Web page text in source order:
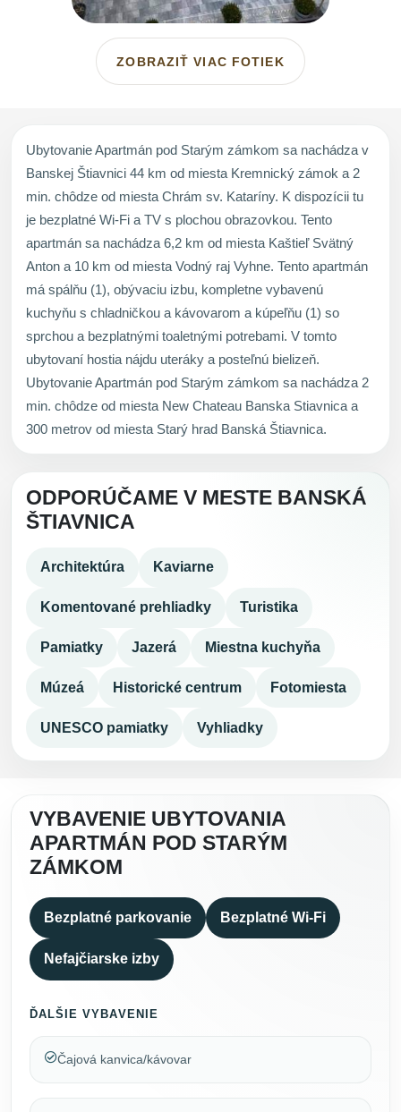
ZOBRAZIŤ VIAC FOTIEK
Ubytovanie Apartmán pod Starým zámkom sa nachádza v
Banskej Štiavnici 44 km od miesta Kremnický zámok a 2
min. chôdze od miesta Chrám sv. Kataríny. K dispozícii tu
je bezplatné Wi-Fi a TV s plochou obrazovkou. Tento
apartmán sa nachádza 6,2 km od miesta Kaštieľ Svätný
Anton a 10 km od miesta Vodný raj Vyhne. Tento apartmán
má spálňu (1), obývaciu izbu, kompletne vybavenú
kuchyňu s chladničkou a kávovarom a kúpeľňu (1) so
sprchou a bezplatnými toaletnými potrebami. V tomto
ubytovaní hostia nájdu uteráky a posteľnú bielizeň.
Ubytovanie Apartmán pod Starým zámkom sa nachádza 2
min. chôdze od miesta New Chateau Banska Stiavnica a
300 metrov od miesta Starý hrad Banská Štiavnica.
ODPORÚČAME V MESTE BANSKÁ
ŠTIAVNICA
Architektúra Kaviarne
Komentované prehliadky Turistika
Pamiatky Jazerá Miestna kuchyňa
Múzeá Historické centrum Fotomiesta
UNESCO pamiatky Vyhliadky
VYBAVENIE UBYTOVANIA
APARTMÁN POD STARÝM
ZÁMKOM
Bezplatné parkovanie Bezplatné Wi-Fi
Nefajčiarske izby
ĎALŠIE VYBAVENIE
Čajová kanvica/kávovar